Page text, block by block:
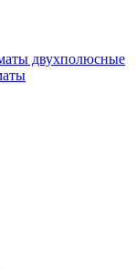
двухполюсные